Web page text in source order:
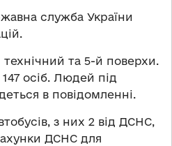
служба України
технічний та 5-й поверхи.
147 осіб. Людей під
в повідомленні.
з них 2 від ДСНС,
ДСНС для